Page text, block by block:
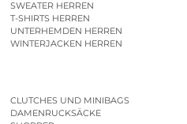
SWEATER HERREN
T-SHIRTS HERREN
UNTERHEMDEN HERREN
WINTERJACKEN HERREN
CLUTCHES UND MINIBAGS
DAMENRUCKSÄCKE